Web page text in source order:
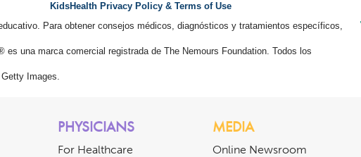
KidsHealth Privacy Policy & Terms of Use
Para obtener consejos médicos, diagnósticos y tratamientos específicos,
es una marca comercial registrada de The Nemours Foundation. Todos los
Images.
PHYSICIANS
For Healthcare
MEDIA
Online Newsroom